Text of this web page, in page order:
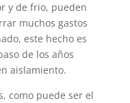
y de frio, pueden
muchos gastos
este hecho es
de los años
aislamiento.
como puede ser el